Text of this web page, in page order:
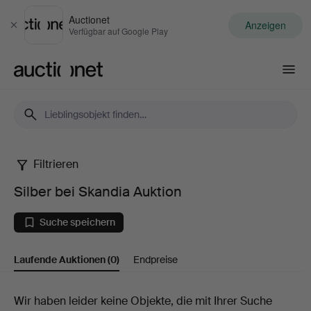
Schließen
Auctionet
Verfügbar auf Google Play Anzeigen
Silber
bei
Skandia
Auktion
Filtrieren
Silber bei Skandia Auktion
Suche speichern
Laufende Auktionen(0) Endpreise
Laufende
Wir haben leider keine Objekte, die mit Ihrer Suche